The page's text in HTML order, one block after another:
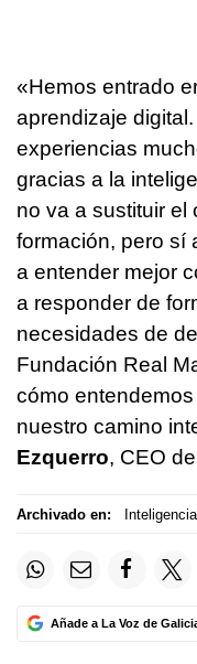
«Hemos entrado
aprendizaje
experiencias
gracias a la
no va a sustituir el
formación, pero sí
a entender mejor
a responder de
necesidades de
Fundación Real
cómo
nuestro camino
Ezquerro, CEO
Archivado en:
Añade a La Voz de